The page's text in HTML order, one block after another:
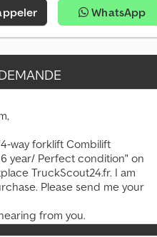
WhatsApp